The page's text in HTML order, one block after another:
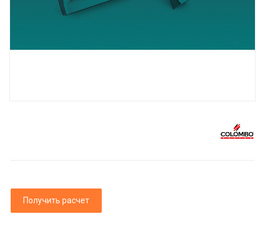
Получить расчет